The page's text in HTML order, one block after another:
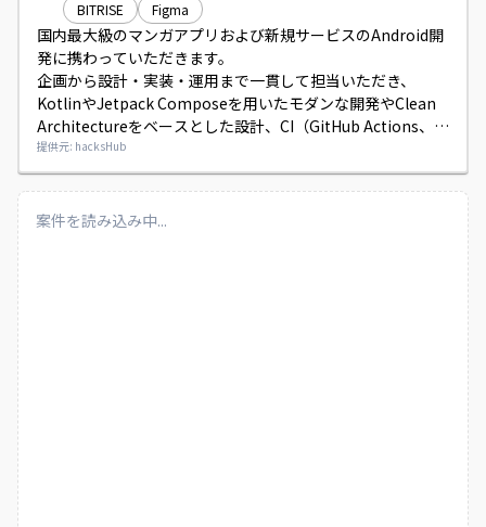
BITRISE Figma
国内最大級のマンガアプリおよび新規サービスのAndroid開
発に携わっていただきます。
企画から設計・実装・運用まで一貫して担当いただき、
KotlinやJetpack Composeを用いたモダンな開発やClean
Architectureをベースとした設計、CI（GitHub Actions、
Bitrise）を活用した開発フロー、Firebaseや各種ライブラ
リの導入・運用を行っていただきます。
提供元: hacksHub
案件を読み込み中...